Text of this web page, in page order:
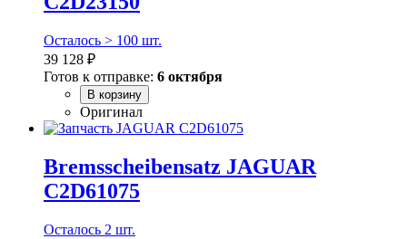
Осталось > 100 шт.
39 128 ₽
Готов к отправке: 6 октября
В корзину
Оригинал
Bremsscheibensatz JAGUAR
C2D61075
Осталось 2 шт.